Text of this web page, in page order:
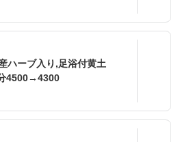
ハーブ入り,足浴付黄土
4500→4300